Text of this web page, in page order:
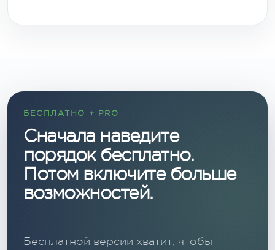
БЕСПЛАТНО + PRO
Сначала наведите
порядок бесплатно.
Потом включите больше
возможностей.
Бесплатной версии хватит, чтобы